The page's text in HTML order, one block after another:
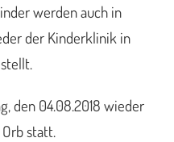
werden auch in
der Kinderklinik in
den 04.08.2018 wieder
statt.